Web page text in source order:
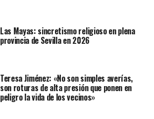
Las Mayas: sincretismo religioso en plena
provincia de Sevilla en 2026
Teresa Jiménez: «No son simples averías,
son roturas de alta presión que ponen en
peligro la vida de los vecinos»